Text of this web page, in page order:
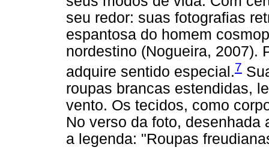
seu redor: suas fotografias
espantosa do homem
nordestino (Nogueira, 2007).
adquire sentido especial.7
roupas brancas estendidas,
vento. Os tecidos, como
No verso da foto,
a legenda: "Roupas